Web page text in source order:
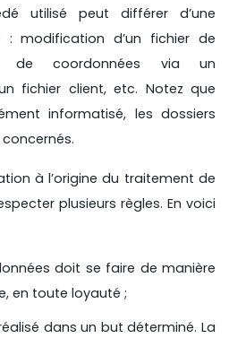
utilisé peut différer d’une
modification d’un fichier de
de coordonnées via un
fichier client, etc. Notez que
informatisé, les dossiers
à l’origine du traitement de
plusieurs règles. En voici
doit se faire de manière
en toute loyauté ;
dans un but déterminé. La